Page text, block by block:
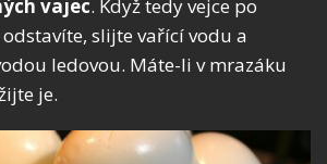
vajec. Když tedy vejce po
slijte vařící vodu a
ledovou. Máte-li v mrazáku
je.